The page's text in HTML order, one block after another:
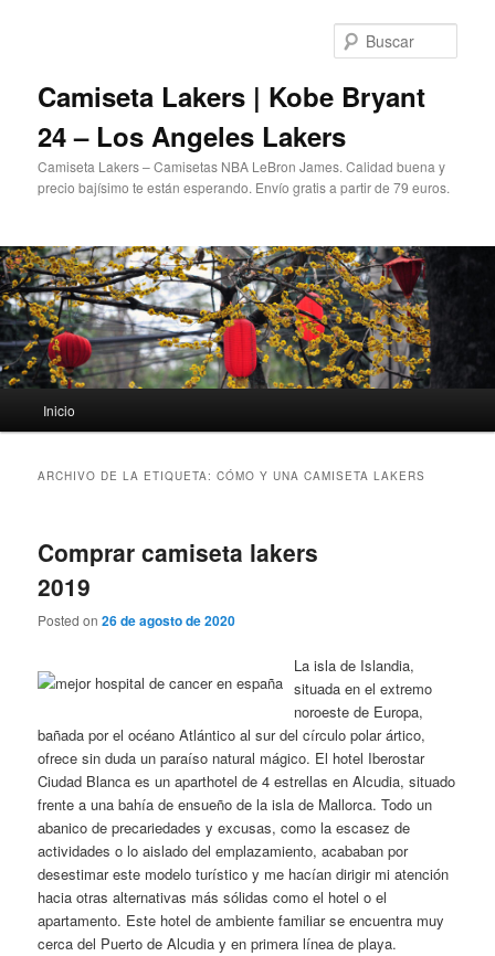
Camiseta Lakers | Kobe Bryant
24 – Los Angeles Lakers
Camiseta Lakers – Camisetas NBA LeBron James. Calidad buena y
precio bajísimo te están esperando. Envío gratis a partir de 79 euros.
principal
Inicio
ARCHIVO DE LA ETIQUETA:CÓMO Y UNA CAMISETA LAKERS
Comprar camiseta lakers
2019
Posted on26 de agosto de 2020
La isla de Islandia,
situada en el extremo
noroeste de Europa,
bañada por el océano Atlántico al sur del círculo polar ártico,
ofrece sin duda un paraíso natural mágico. El hotel Iberostar
Ciudad Blanca es un aparthotel de 4 estrellas en Alcudia, situado
frente a una bahía de ensueño de la isla de Mallorca. Todo un
abanico de precariedades y excusas, como la escasez de
actividades o lo aislado del emplazamiento, acababan por
desestimar este modelo turístico y me hacían dirigir mi atención
hacia otras alternativas más sólidas como el hotel o el
apartamento. Este hotel de ambiente familiar se encuentra muy
cerca del Puerto de Alcudia y en primera línea de playa.